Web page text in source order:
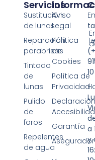
Servicios
Sustitución
de lunas
Reparación
parabrisas
Tintado
de
lunas
Pulido
de
faros
Repelentes
de agua
Aviso
Legal
Política
de
Cookies
Política de
Privacidad
Declaración
Garantía
10
a
y